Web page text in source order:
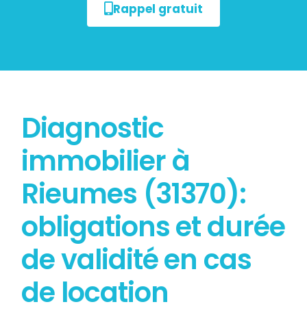
Rappel gratuit
Diagnostic
immobilier à
Rieumes (31370):
obligations et durée
de validité en cas
de location